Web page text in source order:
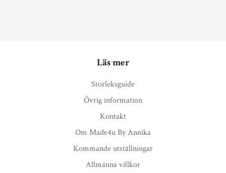
Läs mer
Storleksguide
Övrig information
Kontakt
Om Made4u By Annika
Kommande utställningar
Allmänna villkor